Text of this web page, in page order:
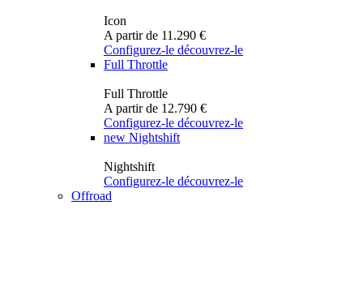
Icon
A partir de 11.290 €
Configurez-le découvrez-le
Full Throttle
Full Throttle
A partir de 12.790 €
Configurez-le découvrez-le
new Nightshift
Nightshift
Configurez-le découvrez-le
Offroad